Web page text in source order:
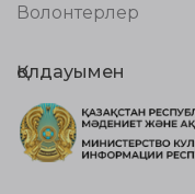
Волонтерлер
Қолдауымен